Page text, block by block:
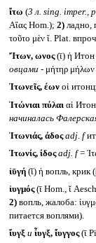
ἴτω (3 л. sing. imper.,
Αἴας Hom.); 2)ладно,
τοῦτο μὲν ἴ. Plat.
Ἴτων, ωνος(ῑ) ἡ Итон
овцами -μήτηρ μήλων
Ἰτωνεῖς, έωνοἱ
Ἰτώνιαι πύλαι αἱ
начиналась
Ἰτωνιάς, άδοςadj. f
Ἰτωνίς, ίδοςadj. f=
ἰῡγή(ῐ) ἡ вопль, крик
ἰυγμός(ῑ Hom., ῐ
2)вопль, жалоба:
питается воплями).
ἴυγξ и ἶυγξ, ἴυγγος(ῑ